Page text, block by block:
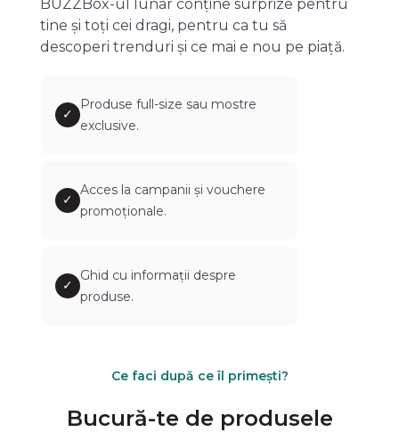
BUZZBox-ul lunar conține surprize pentru
tine și toți cei dragi, pentru ca tu să
descoperi trenduri și ce mai e nou pe piață.
✓
Produse full-size sau mostre
exclusive.
✓
Acces la campanii și vouchere
promoționale.
✓
Ghid cu informații despre
produse.
Ce faci după ce îl primești?
Bucură-te de produsele